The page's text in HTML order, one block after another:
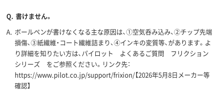
Q. 書けません。
A. ボールペンが書けなくなる主な原因は、①空気呑み込み、②チップ先端
損傷、③紙繊維・コート繊維詰まり、④インキの変質等、があります。よ
り詳細を知りたい方は、パイロット よくあるご質問 フリクション
シリーズ をご参照ください。リンク先：
https://www.pilot.co.jp/support/frixion/【2026年5月8日メーカー等
確認】